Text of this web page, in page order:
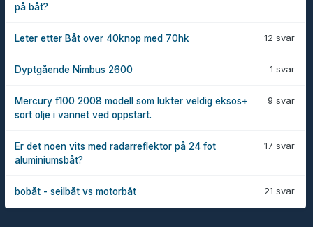
på båt?
12 svar
Leter etter Båt over 40knop med 70hk
1 svar
Dyptgående Nimbus 2600
9 svar
Mercury f100 2008 modell som lukter veldig eksos+
sort olje i vannet ved oppstart.
17 svar
Er det noen vits med radarreflektor på 24 fot
aluminiumsbåt?
21 svar
bobåt - seilbåt vs motorbåt